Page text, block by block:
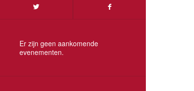
Er zijn geen aankomende
evenementen.